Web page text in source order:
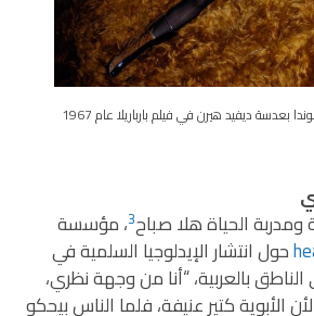
بعدسة ديفيد هيرن في فيلم بارباريلا عام 1967
الحياة هلا صباح3، مؤسسة
حول انتشار الإيدلوجيا السلمية في
بالعربية، “أنا من وجهة نظري،
الأبوية كتير عنيفة، فلما الناس بيحكو